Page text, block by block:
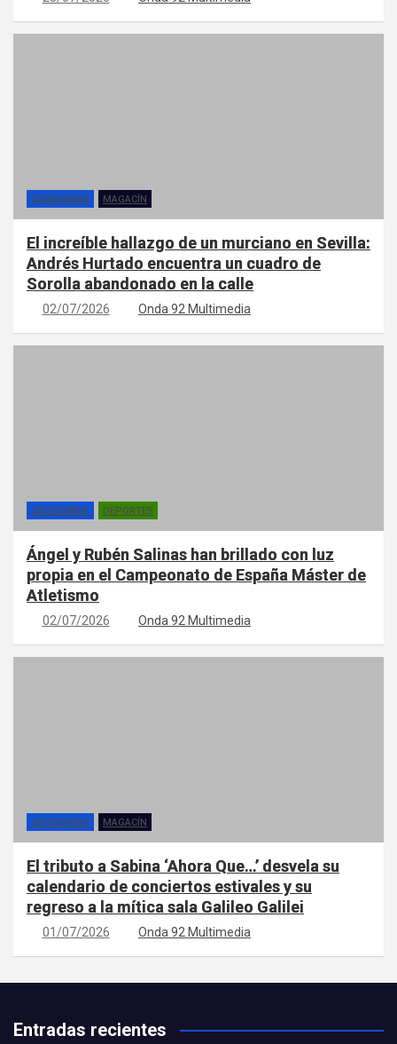
CATEGORÍAS MAGACÍN
El increíble hallazgo de un murciano en Sevilla:
Andrés Hurtado encuentra un cuadro de
Sorolla abandonado en la calle
02/07/2026 Onda 92 Multimedia
CATEGORÍAS DEPORTES
Ángel y Rubén Salinas han brillado con luz
propia en el Campeonato de España Máster de
Atletismo
02/07/2026 Onda 92 Multimedia
CATEGORÍAS MAGACÍN
El tributo a Sabina ‘Ahora Que…’ desvela su
calendario de conciertos estivales y su
regreso a la mítica sala Galileo Galilei
01/07/2026 Onda 92 Multimedia
Entradas recientes